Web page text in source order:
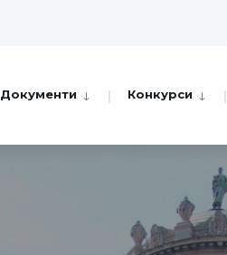
Документи Конкурси